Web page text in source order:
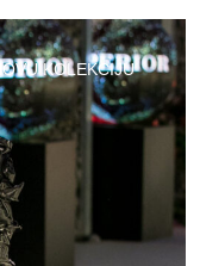
KOLEKCIJU